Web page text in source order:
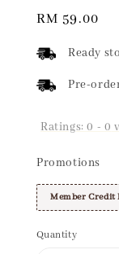
Regular
RM 59.00
Ready
Pre-
Ratings:0 - 0
Promotions
Member Credit
Quantity